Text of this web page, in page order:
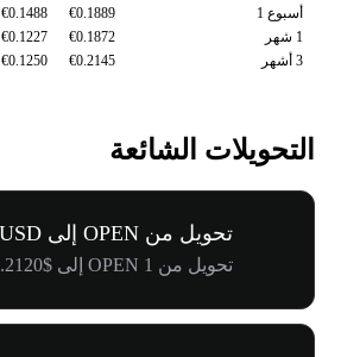
أسبوع 1
€0.1889
€0.1488
1 شهر
€0.1872
€0.1227
3 أشهر
€0.2145
€0.1250
التحويلات الشائعة
تحويل من OPEN إلى USD
تحويل من 1 OPEN إلى $0.2120